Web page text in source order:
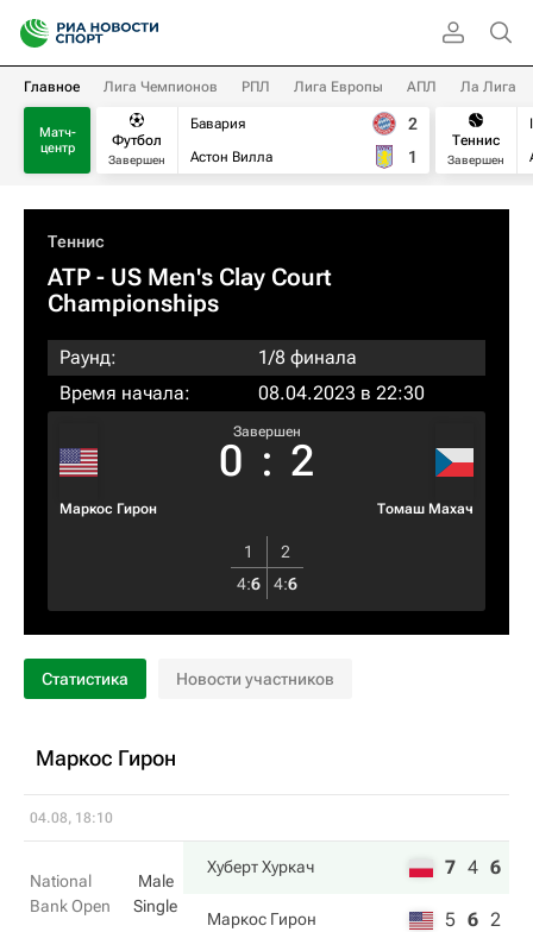
Главное Лига Чемпионов РПЛ Лига Европы АПЛ Ла Лига
Матч-
центр
Футбол
Завершен
Бавария
Астон Вилла
2
1
Теннис
Завершен
Теннис
ATP - US Men's Clay Court
Championships
Раунд:
1/8 финала
Время начала:
08.04.2023 в 22:30
Маркос Гирон
Завершен
0 : 2
Томаш Махач
1
2
4:6 4:6
Статистика Новости участников
Маркос Гирон
04.08, 18:10
National
Bank Open
Male
Single
Хуберт Хуркач 7 4 6
Маркос Гирон 5 6 2